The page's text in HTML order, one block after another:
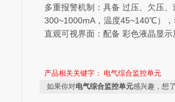
多重报警机制 ：具备 过压、欠压
300~1000mA，温度45~140℃）
直观可视界面：配备 彩色液晶显示
产品相关关键字： 电气综合监控单元
如果你对电气综合监控单元感兴趣，想